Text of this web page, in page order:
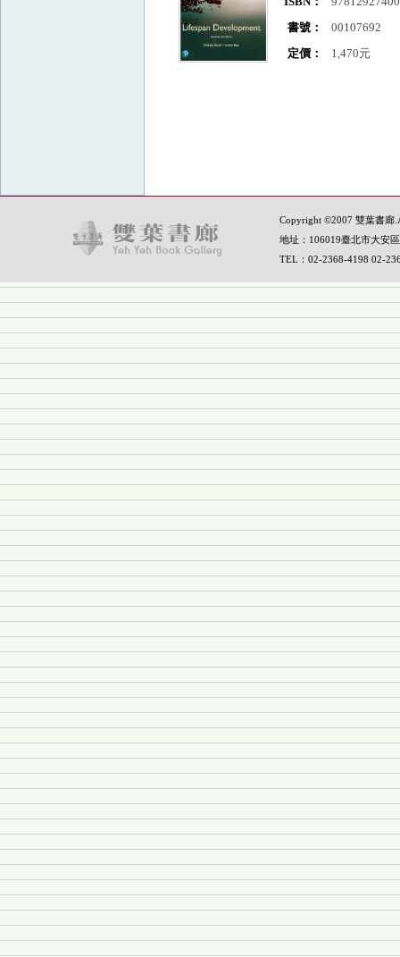
書號：
00107692
定價：
1,470元
Copyright ©2007 雙葉書廊
地址：106019臺北市大安
TEL：02-2368-4198 02-